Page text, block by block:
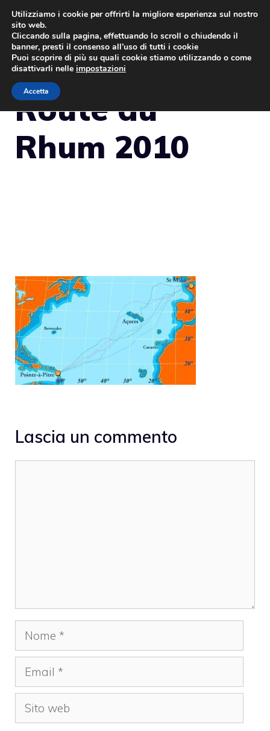
Vai
contenuto
Route du
Rhum 2010
Lascia un commento
Nome
Email
Sito
web
Utilizziamo i cookie per offrirti la migliore esperienza sul nostro
sito web.
Cliccando sulla pagina, effettuando lo scroll o chiudendo il
banner, presti il consenso all’uso di tutti i cookie
Puoi scoprire di più su quali cookie stiamo utilizzando o come
disattivarli nelle impostazioni
Accetta